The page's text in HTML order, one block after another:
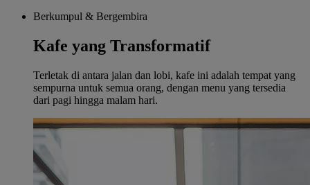
Berkumpul & Bergembira
Kafe yang Transformatif
Terletak di antara jalan dan lobi, kafe ini adalah tempat yang
sempurna untuk semua orang, dengan menu yang tersedia
dari pagi hingga malam hari.